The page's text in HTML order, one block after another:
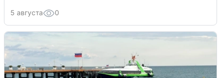
5 августа 0